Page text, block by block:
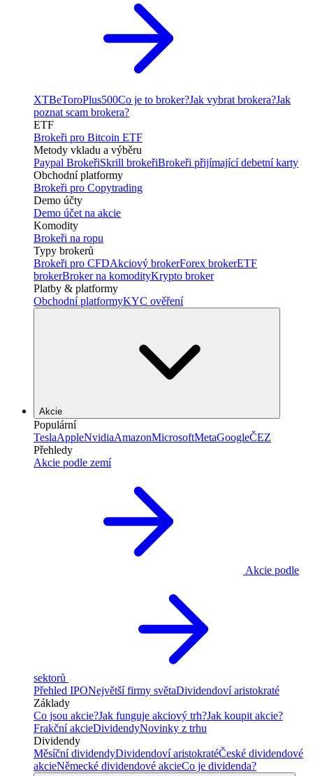
XTBeToroPlus500Co je to broker?Jak vybrat brokera?Jak
poznat scam brokera?
ETF
Brokeři pro Bitcoin ETF
Metody vkladu a výběru
Paypal BrokeřiSkrill brokeřiBrokeři přijímající debetní karty
Obchodní platformy
Brokeři pro Copytrading
Demo účty
Demo účet na akcie
Komodity
Brokeři na ropu
Typy brokerů
Brokeři pro CFDAkciový brokerForex brokerETF
brokerBroker na komodityKrypto broker
Platby & platformy
Obchodní platformyKYC ověření
Akcie
Populární
TeslaAppleNvidiaAmazonMicrosoftMetaGoogleČEZ
Přehledy
Akcie podle zemí
Akcie podle
sektorů
Přehled IPONejvětší firmy světaDividendoví aristokraté
Základy
Co jsou akcie?Jak funguje akciový trh?Jak koupit akcie?
Frakční akcieDividendyNovinky z trhu
Dividendy
Měsíční dividendyDividendoví aristokratéČeské dividendové
akcieNěmecké dividendové akcieCo je dividenda?